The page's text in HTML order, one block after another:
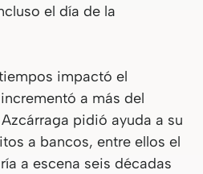
el día de la
impactó el
a más del
pidió ayuda a su
a bancos, entre ellos el
a escena seis décadas